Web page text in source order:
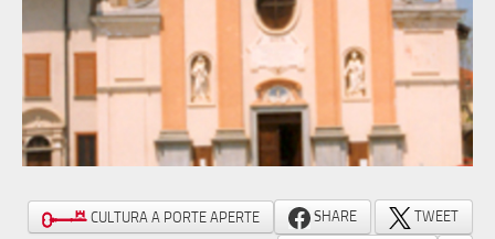
CULTURA A PORTE APERTE SHARE
TWEET